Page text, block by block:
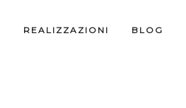
REALIZZAZIONI BLOG